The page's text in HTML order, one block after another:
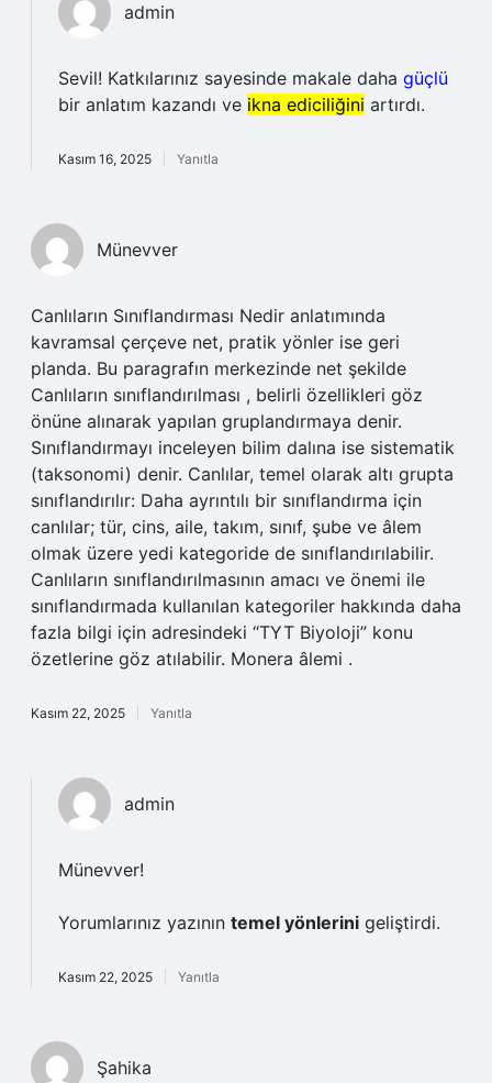
admin
Sevil! Katkılarınız sayesinde makale daha güçlü
bir anlatım kazandı ve ikna ediciliğini artırdı.
Kasım 16, 2025 Yanıtla
Münevver
Canlıların Sınıflandırması Nedir anlatımında
kavramsal çerçeve net, pratik yönler ise geri
planda. Bu paragrafın merkezinde net şekilde
Canlıların sınıflandırılması , belirli özellikleri göz
önüne alınarak yapılan gruplandırmaya denir.
Sınıflandırmayı inceleyen bilim dalına ise sistematik
(taksonomi) denir. Canlılar, temel olarak altı grupta
sınıflandırılır: Daha ayrıntılı bir sınıflandırma için
canlılar; tür, cins, aile, takım, sınıf, şube ve âlem
olmak üzere yedi kategoride de sınıflandırılabilir.
Canlıların sınıflandırılmasının amacı ve önemi ile
sınıflandırmada kullanılan kategoriler hakkında daha
fazla bilgi için adresindeki “TYT Biyoloji” konu
özetlerine göz atılabilir. Monera âlemi .
Kasım 22, 2025 Yanıtla
admin
Münevver!
Yorumlarınız yazının temel yönlerini geliştirdi.
Kasım 22, 2025 Yanıtla
Şahika